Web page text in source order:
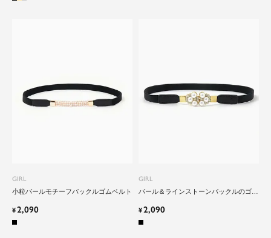
GIRL
小粒パールモチーフバックルゴムベルト
¥2,090
GIRL
パール＆ラインストーンバックルのゴム
¥2,090